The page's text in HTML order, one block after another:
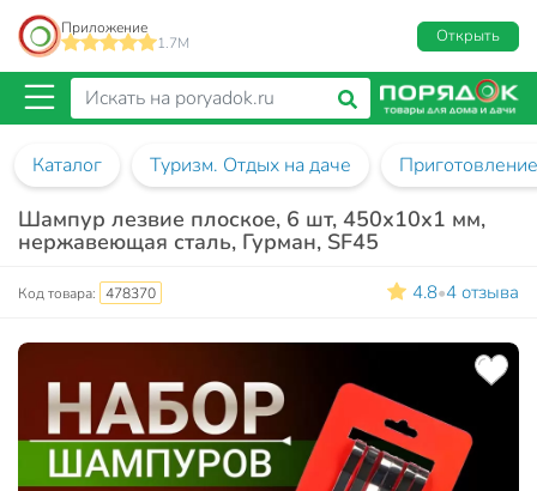
Приложение
1.7M
Открыть
Каталог Туризм. Отдых на даче
Шампур лезвие плоское, 6 шт, 450х10х1 мм,
нержавеющая сталь, Гурман, SF45
Код товара: 478370 4.8•4 отзыва